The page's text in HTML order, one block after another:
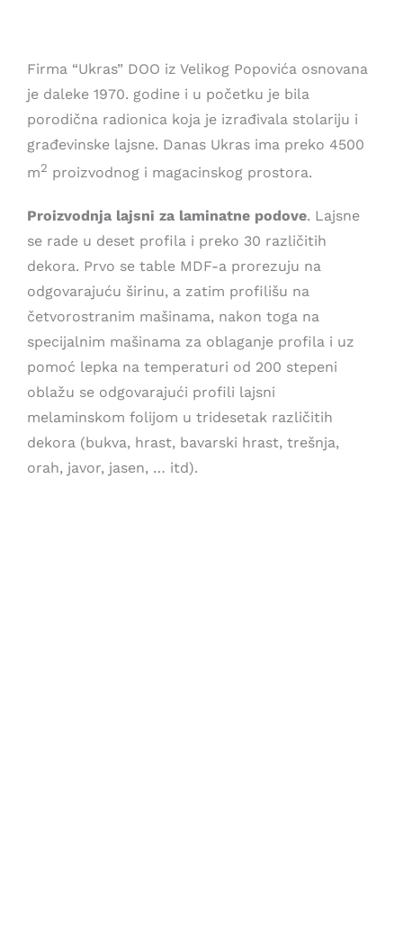
Lokacije
Firma “Ukras” DOO iz Velikog Popovića osnovana
je daleke 1970. godine i u početku je bila
porodična radionica koja je izrađivala stolariju i
građevinske lajsne. Danas Ukras ima preko 4500
m2 proizvodnog i magacinskog prostora.
Proizvodnja lajsni za laminatne podove. Lajsne
se rade u deset profila i preko 30 različitih
dekora. Prvo se table MDF-a prorezuju na
odgovarajuću širinu, a zatim profilišu na
četvorostranim mašinama, nakon toga na
specijalnim mašinama za oblaganje profila i uz
pomoć lepka na temperaturi od 200 stepeni
oblažu se odgovarajući profili lajsni
melaminskom folijom u tridesetak različitih
dekora (bukva, hrast, bavarski hrast, trešnja,
orah, javor, jasen, … itd).